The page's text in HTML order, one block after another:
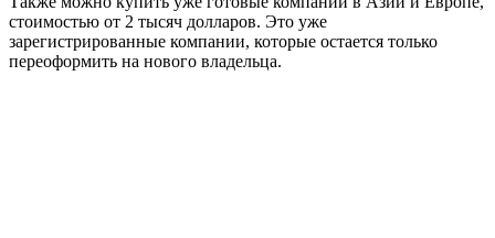
стоимостью от 2 тысяч долларов. Это уже
зарегистрированные компании, которые остается только
переоформить на нового владельца.